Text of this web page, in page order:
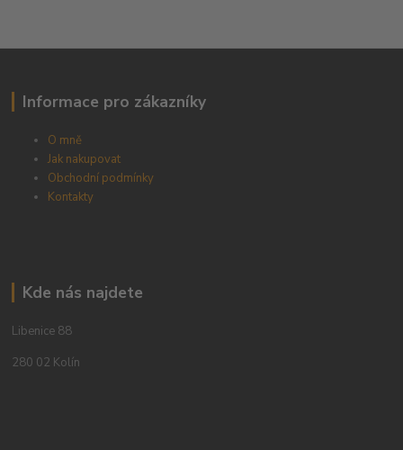
Informace pro zákazníky
O mně
Jak nakupovat
Obchodní podmínky
Kontakty
Kde nás najdete
Libenice 88
280 02 Kolín